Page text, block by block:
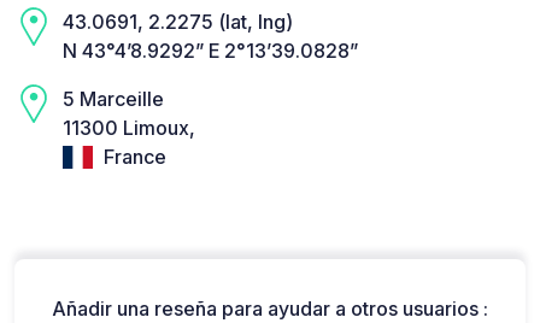
43.0691, 2.2275 (lat, lng)
N 43°4’8.9292” E 2°13’39.0828”
5 Marceille
11300 Limoux,
France
Añadir una reseña para ayudar a otros usuarios :